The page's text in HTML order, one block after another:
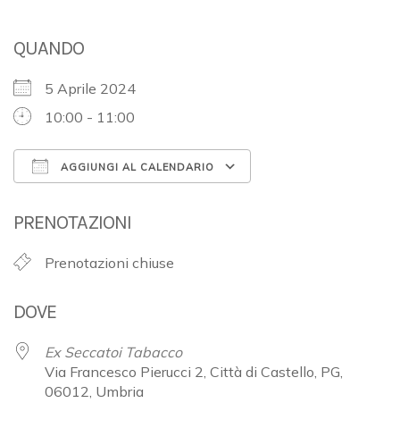
QUANDO
5 Aprile 2024
10:00 - 11:00
AGGIUNGI AL CALENDARIO
PRENOTAZIONI
Prenotazioni chiuse
DOVE
Ex Seccatoi Tabacco
Via Francesco Pierucci 2, Città di Castello, PG,
06012, Umbria